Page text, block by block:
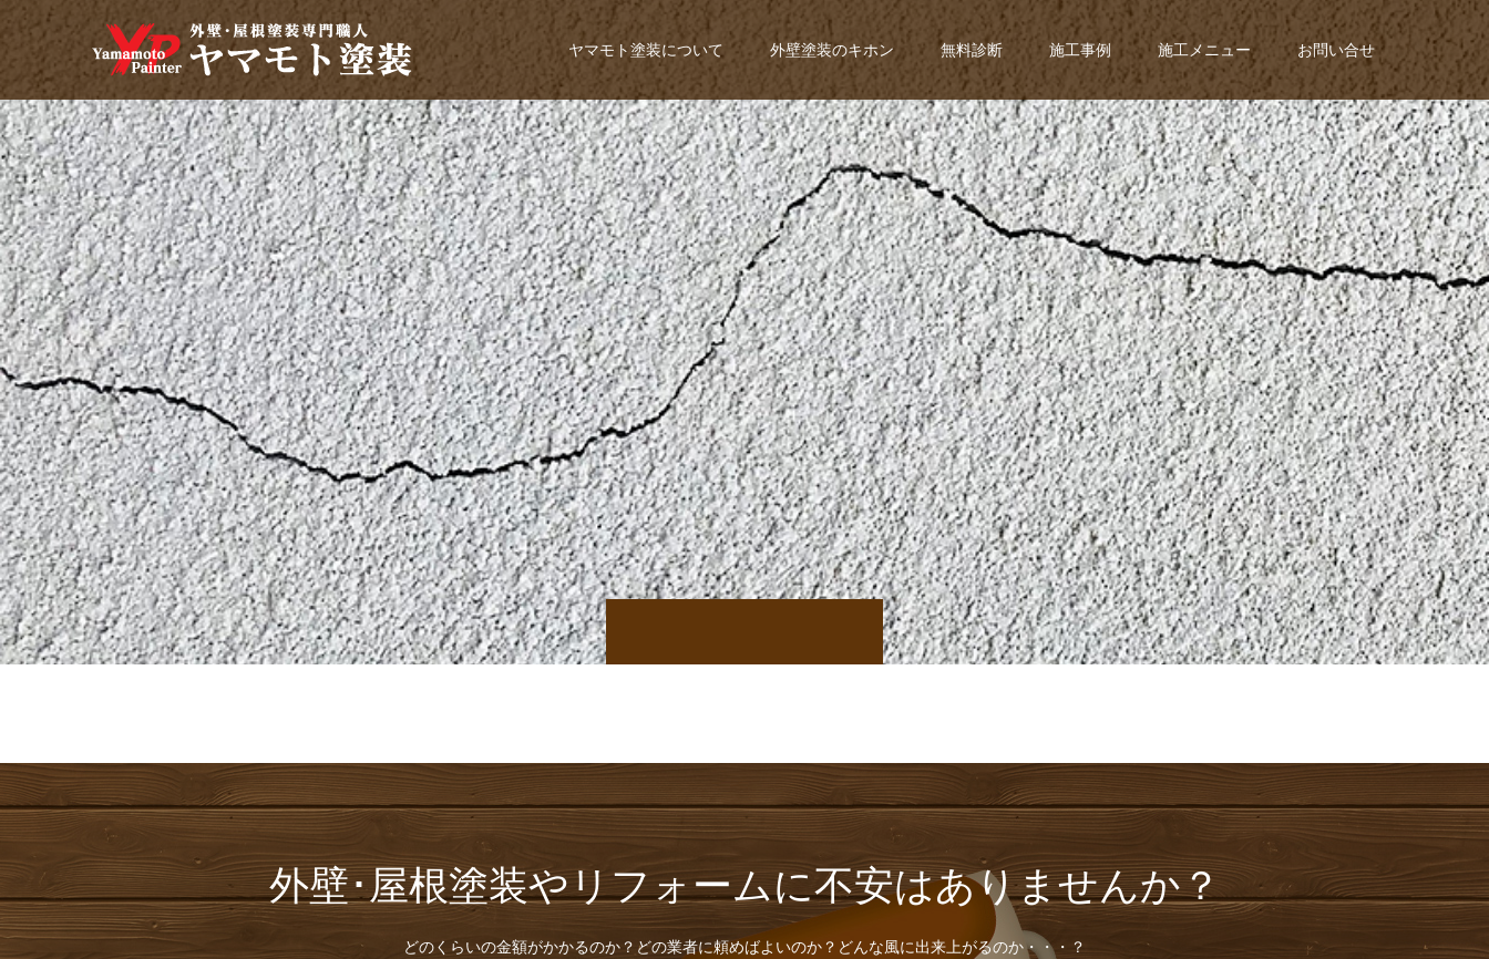
ヤマモト塗装について 外壁塗装のキホン 無料診断 施工事例 施工メニュー お問い合せ
外壁･屋根塗装やリフォームに不安はありませんか？
どのくらいの金額がかかるのか？どの業者に頼めばよいのか？どんな風に出来上がるのか・・・？